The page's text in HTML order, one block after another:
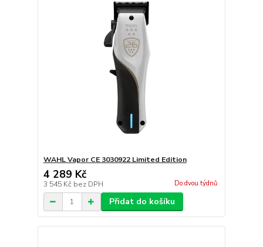
WAHL Vapor CE 3030922 Limited Edition
4 289 Kč
3 545 Kč bez DPH Do dvou týdnů
Přidat do košíku